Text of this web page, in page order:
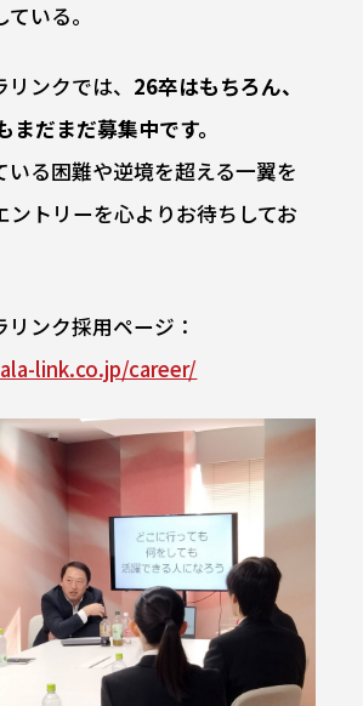
いる。
ンクでは、 26卒はもちろん、
まだまだ募集中です。
いる困難や逆境を超える一翼を
ントリーを心よりお待ちしてお
ンク採用ページ：
link.co.jp/career/